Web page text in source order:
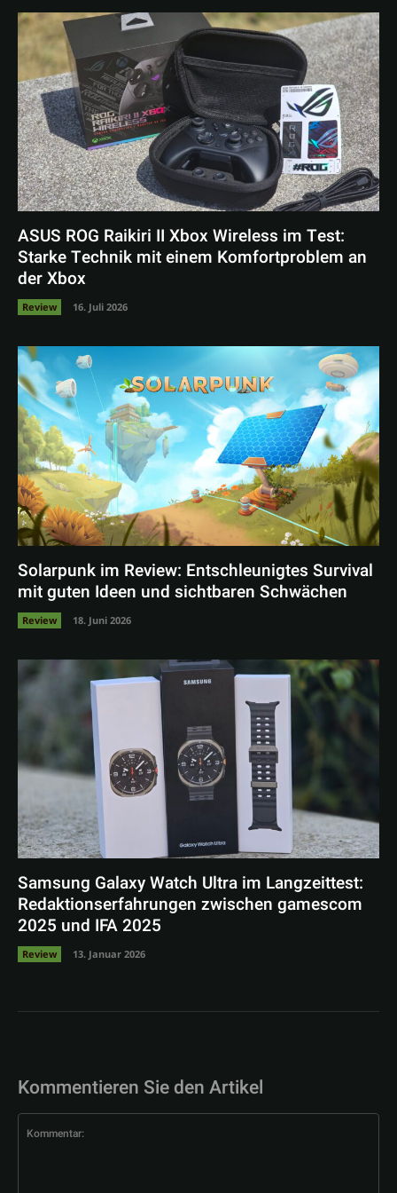
ASUS ROG Raikiri II Xbox Wireless im Test:
Starke Technik mit einem Komfortproblem an
der Xbox
Review 16. Juli 2026
Solarpunk im Review: Entschleunigtes Survival
mit guten Ideen und sichtbaren Schwächen
Review 18. Juni 2026
Samsung Galaxy Watch Ultra im Langzeittest:
Redaktionserfahrungen zwischen gamescom
2025 und IFA 2025
Review 13. Januar 2026
Kommentieren Sie den Artikel